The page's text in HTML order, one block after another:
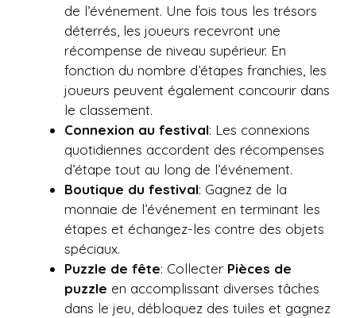
de l’événement. Une fois tous les trésors
déterrés, les joueurs recevront une
récompense de niveau supérieur. En
fonction du nombre d’étapes franchies, les
joueurs peuvent également concourir dans
le classement.
Connexion au festival: Les connexions
quotidiennes accordent des récompenses
d’étape tout au long de l’événement.
Boutique du festival: Gagnez de la
monnaie de l’événement en terminant les
étapes et échangez-les contre des objets
spéciaux.
Puzzle de fête: Collecter Pièces de
puzzle en accomplissant diverses tâches
dans le jeu, débloquez des tuiles et gagnez